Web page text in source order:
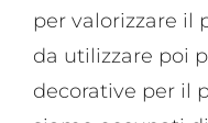
per valorizzare il
da utilizzare poi
decorative per il